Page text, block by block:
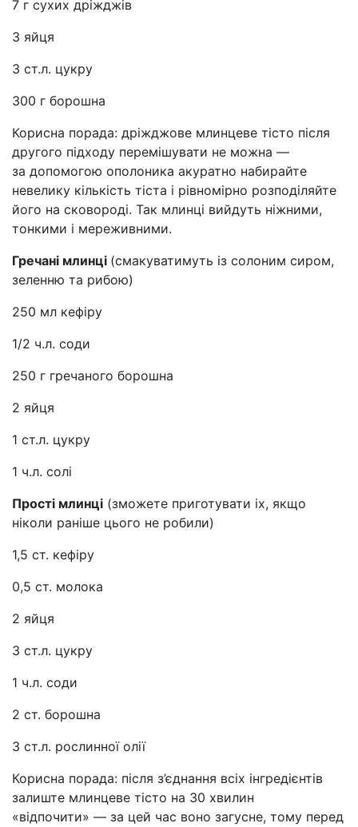
7 г сухих дріжджів
3 яйця
3 ст.л. цукру
300 г борошна
Корисна порада: дріжджове млинцеве тісто після
другого підходу перемішувати не можна —
за допомогою ополоника акуратно набирайте
невелику кількість тіста і рівномірно розподіляйте
його на сковороді. Так млинці вийдуть ніжними,
тонкими і мереживними.
Гречані млинці (смакуватимуть із солоним сиром,
зеленню та рибою)
250 мл кефіру
1/2 ч.л. соди
250 г гречаного борошна
2 яйця
1 ст.л. цукру
1 ч.л. солі
Прості млинці (зможете приготувати іх, якщо
ніколи раніше цього не робили)
1,5 ст. кефіру
0,5 ст. молока
2 яйця
3 ст.л. цукру
1 ч.л. соди
2 ст. борошна
3 ст.л. рослинної олії
Корисна порада: після з’єднання всіх інгредієнтів
залиште млинцеве тісто на 30 хвилин
«відпочити» — за цей час воно загусне, тому перед